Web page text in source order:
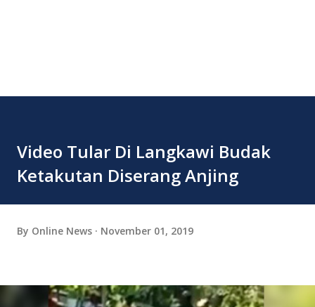
Video Tular Di Langkawi Budak
Ketakutan Diserang Anjing
By Online News November 01, 2019